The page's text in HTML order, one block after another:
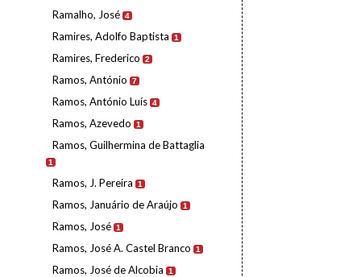
Ramalho, José 4
Ramires, Adolfo Baptista 1
Ramires, Frederico 2
Ramos, António 7
Ramos, António Luís 4
Ramos, Azevedo 1
Ramos, Guilhermina de Battaglia
1
Ramos, J. Pereira 1
Ramos, Januário de Araújo 1
Ramos, José 1
Ramos, José A. Castel Branco 1
Ramos, José de Alcobia 1